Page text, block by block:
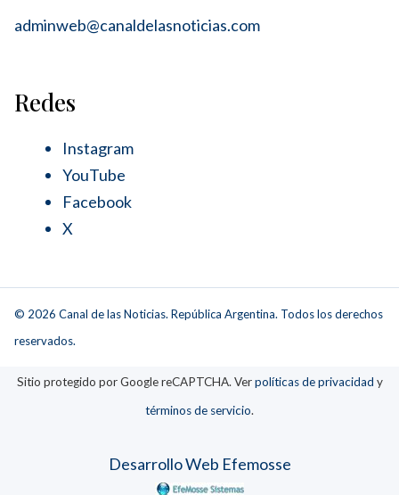
adminweb@canaldelasnoticias.com
Redes
Instagram
YouTube
Facebook
X
© 2026 Canal de las Noticias. República Argentina. Todos los derechos
reservados.
Sitio protegido por Google reCAPTCHA. Verpolíticas de privacidad y
términos de servicio.
Desarrollo Web Efemosse